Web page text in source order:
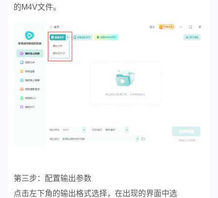
的M4V文件。
第三步：配置输出参数
点击左下角的输出格式选择，在出现的界面中选